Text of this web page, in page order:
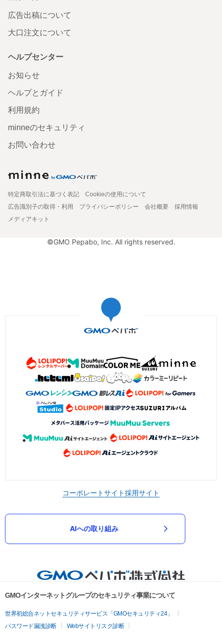
広告出稿について
大口注文について
ヘルプセンター
お知らせ
ヘルプとガイド
利用規約
minneのセキュリティ
お問い合わせ
特定商取引法に基づく表記
Cookieの使用について
広告識別子の取得・利用
プライバシーポリシー 会社概要
採用情報
メディアキット
©GMO Pepabo, Inc. All rights reserved.
コーポレートサイト採用サイト
AIへの取り組み
GMOインターネットグループのセキュリティ事業について
世界初総合ネットセキュリティサービス「GMOセキュリティ24」
パスワード漏洩診断
Webサイトリスク診断